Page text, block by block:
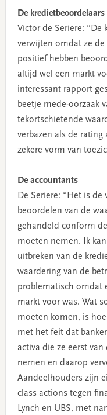
De kredietbeoordelaars
Victor de Seriere: “De
verwijten omdat ze de
positief hebben
altijd wel een markt
interessant rapport
beetje mede-oorzaak
tekortschietende
verbazen als de rating
zekere vorm van
De accountants
De Seriere: “Het is
beoordelen van de
gehandeld conform
moeten nemen. Ik
uitbreken van de
waardering van de
problematisch omdat
markt voor was. Wat
moeten komen, is
met het feit dat
activa die ze eerst
nemen en daarop
Aandeelhouders zijn
class actions tegen
Lynch en UBS, met